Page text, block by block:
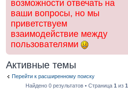
возможности отвечать на
ваши вопросы, но мы
приветствуем
взаимодействие между
пользователями
Активные темы
Перейти к расширенному поиску
Найдено 0 результатов • Страница1 из1